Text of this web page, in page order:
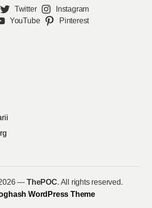
Twitter
Instagram
YouTube Pinterest
—ThePOC. All rights reserved.
WordPress Theme